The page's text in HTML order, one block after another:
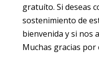
gratuíto. Si deseas
sostenimiento de
bienvenida y si nos
Muchas gracias por